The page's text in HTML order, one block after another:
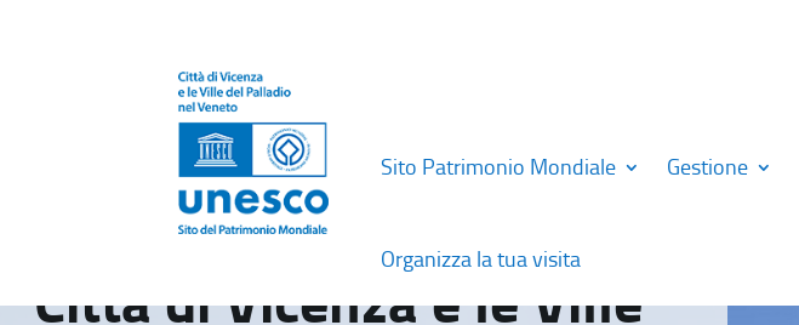
Sito Patrimonio Mondiale Gestione
Organizza la tua visita
Città di Vicenza e le Ville